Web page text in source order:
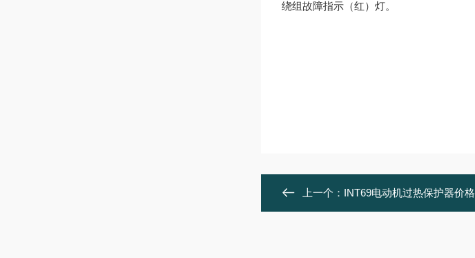
绕组故障指示（红）灯。
上一个： INT69电动机过热保护器价格